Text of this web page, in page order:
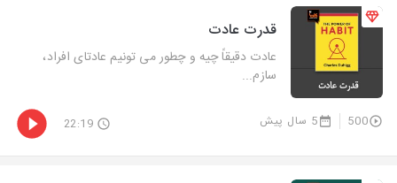
قدرت عادت
عادت دقیقاً چیه و چطور می تونیم عادتای افراد،
سازم...
500 5 سال پیش 22:19